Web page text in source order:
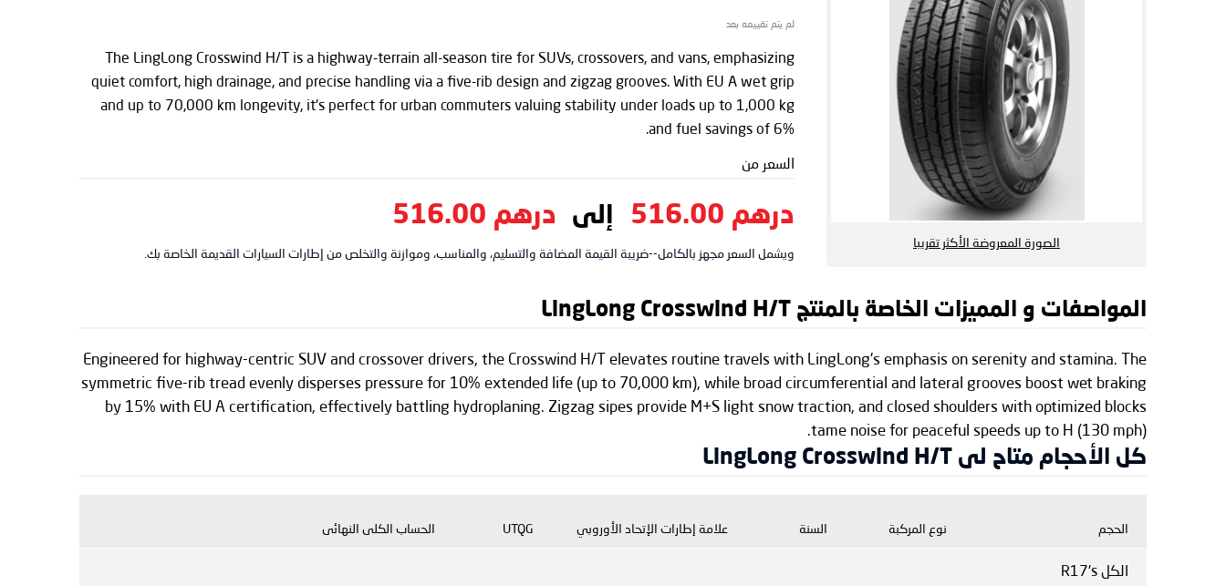
لم يتم تقييمه بعد
The LingLong Crosswind H/T is a highway-terrain all-season tire for SUVs, crossovers, and vans, emphasizing
quiet comfort, high drainage, and precise handling via a five-rib design and zigzag grooves. With EU A wet grip
and up to 70,000 km longevity, it's perfect for urban commuters valuing stability under loads up to 1,000 kg
and fuel savings of 6%.
الصورة المعروضة الأكثر تقريبا
السعر من
درهم 516.00 إلى درهم 516.00
ويشمل السعر مجهز بالكامل--ضريبة القيمة المضافة والتسليم، والمناسب، وموازنة والتخلص من إطارات السيارات القديمة الخاصة بك.
المواصفات و المميزات الخاصة بالمنتج LingLong Crosswind H/T
Engineered for highway-centric SUV and crossover drivers, the Crosswind H/T elevates routine travels with LingLong's emphasis on serenity and stamina. The
symmetric five-rib tread evenly disperses pressure for 10% extended life (up to 70,000 km), while broad circumferential and lateral grooves boost wet braking
by 15% with EU A certification, effectively battling hydroplaning. Zigzag sipes provide M+S light snow traction, and closed shoulders with optimized blocks
tame noise for peaceful speeds up to H (130 mph).
كل الأحجام متاح لى LingLong Crosswind H/T
الحجم نوع المركبة السنة علامة إطارات الإتحاد الأوروبي UTQG الحساب الكلى النهائى
الكل R17's